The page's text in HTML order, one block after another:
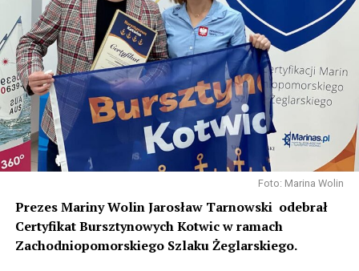
Foto: Marina Wolin
Prezes Mariny Wolin Jarosław Tarnowskiodebrał
Certyfikat Bursztynowych Kotwic w ramach
Zachodniopomorskiego Szlaku Żeglarskiego.